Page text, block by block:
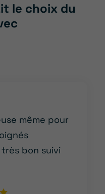
le choix du
même pour
bon suivi